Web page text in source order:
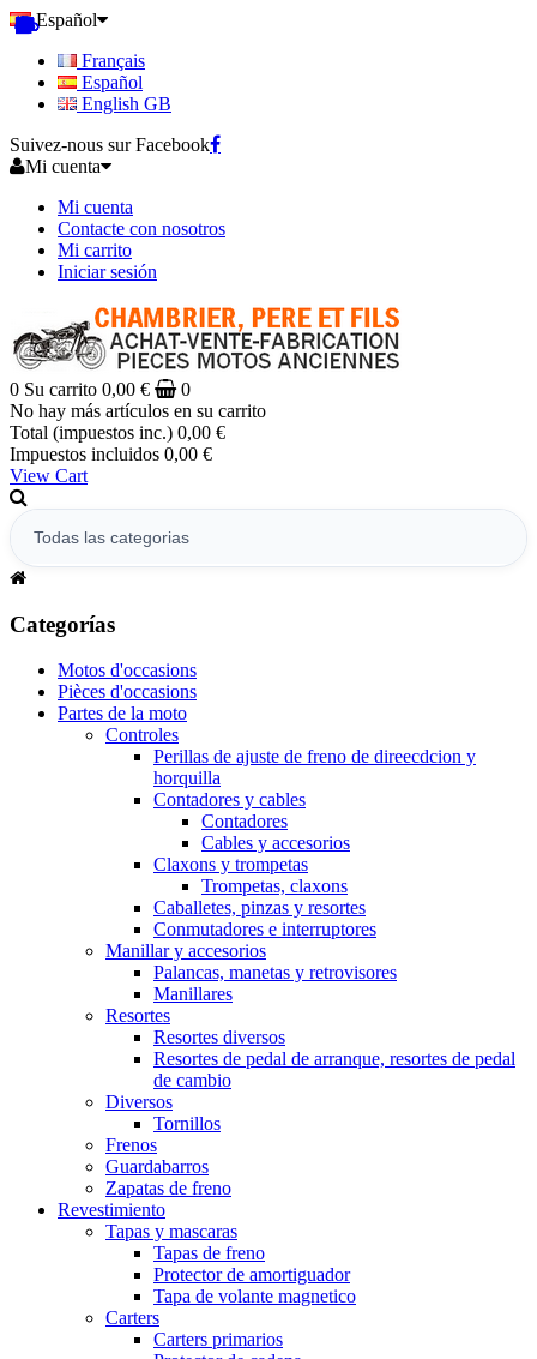
Español
Français
Español
English GB
Suivez-nous sur Facebook
Mi cuenta
Mi cuenta
Contacte con nosotros
Mi carrito
Iniciar sesión
0 Su carrito 0,00 €
0
No hay más artículos en su carrito
Total (impuestos inc.) 0,00 €
Impuestos incluidos 0,00 €
View Cart
Categorías
Motos d'occasions
Pièces d'occasions
Partes de la moto
Controles
Perillas de ajuste de freno de direecdcion y
horquilla
Contadores y cables
Contadores
Cables y accesorios
Claxons y trompetas
Trompetas, claxons
Caballetes, pinzas y resortes
Conmutadores e interruptores
Manillar y accesorios
Palancas, manetas y retrovisores
Manillares
Resortes
Resortes diversos
Resortes de pedal de arranque, resortes de pedal
de cambio
Diversos
Tornillos
Frenos
Guardabarros
Zapatas de freno
Revestimiento
Tapas y mascaras
Tapas de freno
Protector de amortiguador
Tapa de volante magnetico
Carters
Carters primarios